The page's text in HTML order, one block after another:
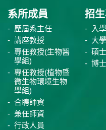
系所成員
歷屆系主任
講座教授
專任教授(生物醫
學組)
專任教授(植物暨
微生物環境生物
學組)
合聘師資
兼任師資
行政人員
招
入
大
碩
博